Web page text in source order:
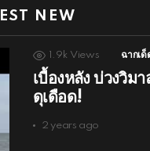
NEW
1.9k Views ฉากเด็
เบื้องหลัง บ่วงวิม
ดุเดือด!
2 years ago